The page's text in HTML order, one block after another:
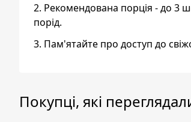
2. Рекомендована порція - до 3
порід.
3. Пам'ятайте про доступ до
Покупці, які